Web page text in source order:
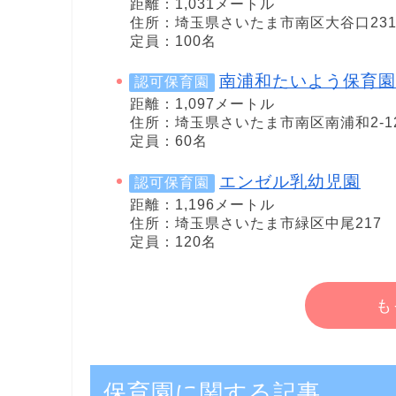
距離：1,031メートル
住所：埼玉県さいたま市南区大谷口
定員：100名
認可保育園 南浦和たいよう保育園
距離：1,097メートル
住所：埼玉県さいたま市南区南浦和2-
定員：60名
認可保育園 エンゼル乳幼児園
距離：1,196メートル
住所：埼玉県さいたま市緑区中尾217
定員：120名